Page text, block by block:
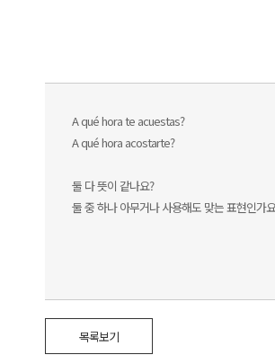
A qué hora te acuestas?
A qué hora acostarte?
둘 다 뜻이 같나요?
둘 중 하나 아무거나 사용해도 맞는 표현인가
목록보기